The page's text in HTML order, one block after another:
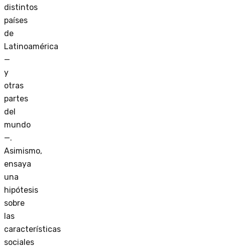
distintos
países
de
Latinoamérica
—
y
otras
partes
del
mundo
—.
Asimismo,
ensaya
una
hipótesis
sobre
las
características
sociales